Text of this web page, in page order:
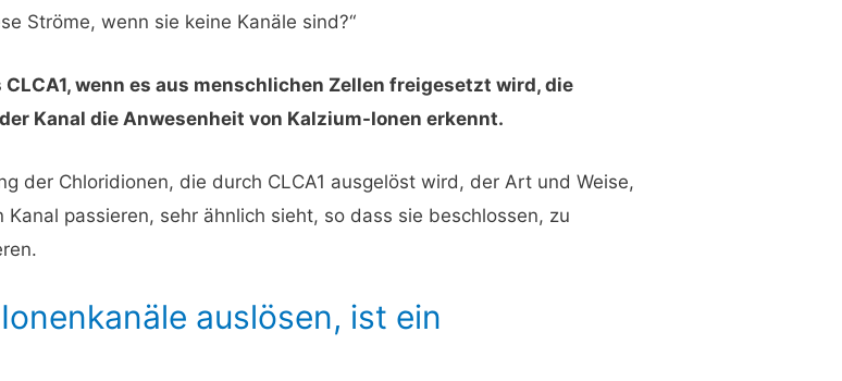
Ströme, wenn sie keine Kanäle sind?“
wenn es aus menschlichen Zellen freigesetzt wird, die
Kanal die Anwesenheit von Kalzium-Ionen erkennt.
der Chloridionen, die durch CLCA1 ausgelöst wird, der Art und Weise,
passieren, sehr ähnlich sieht, so dass sie beschlossen, zu
auslösen, ist ein